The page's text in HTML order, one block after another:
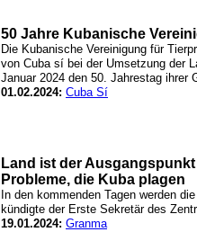
50 Jahre Kubanische
Die Kubanische Vereinigung für
von Cuba sí bei der Umsetzung der
Januar 2024 den 50. Jahrestag ihrer
01.02.2024: Cuba Sí
Land ist der
Probleme, die Kuba plagen
In den kommenden Tagen werden
kündigte der Erste Sekretär des
19.01.2024: Granma